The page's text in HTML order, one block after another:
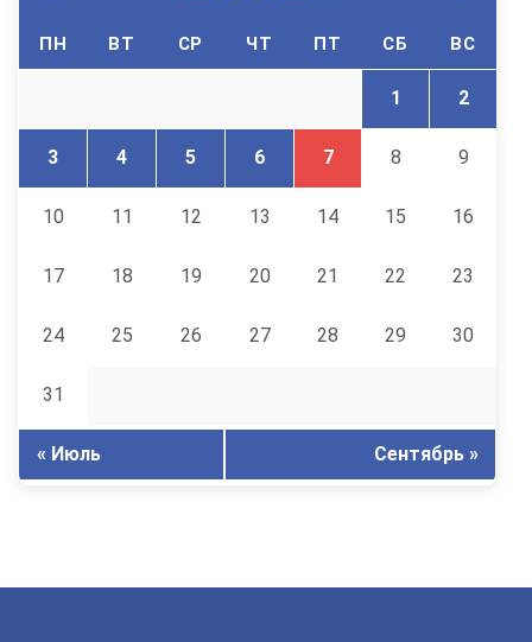
ПН ВТ СР ЧТ ПТ СБ ВС
1 2
3 4 5 6 7 8 9
10 11 12 13 14 15 16
17 18 19 20 21 22 23
24 25 26 27 28 29 30
31
« Июль Сентябрь »